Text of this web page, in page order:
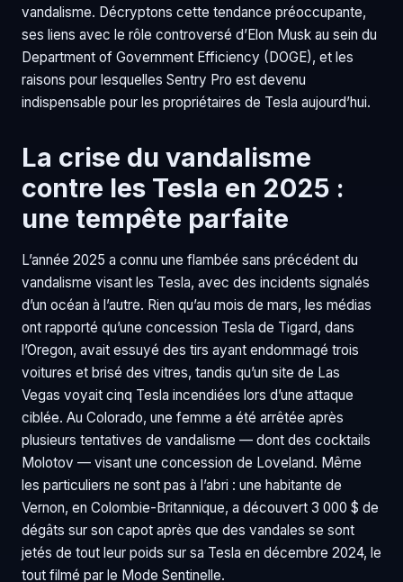
vandalisme. Décryptons cette tendance préoccupante,
ses liens avec le rôle controversé d’Elon Musk au sein du
Department of Government Efficiency (DOGE), et les
raisons pour lesquelles Sentry Pro est devenu
indispensable pour les propriétaires de Tesla aujourd’hui.
La crise du vandalisme
contre les Tesla en 2025 :
une tempête parfaite
L’année 2025 a connu une flambée sans précédent du
vandalisme visant les Tesla, avec des incidents signalés
d’un océan à l’autre. Rien qu’au mois de mars, les médias
ont rapporté qu’une concession Tesla de Tigard, dans
l’Oregon, avait essuyé des tirs ayant endommagé trois
voitures et brisé des vitres, tandis qu’un site de Las
Vegas voyait cinq Tesla incendiées lors d’une attaque
ciblée. Au Colorado, une femme a été arrêtée après
plusieurs tentatives de vandalisme — dont des cocktails
Molotov — visant une concession de Loveland. Même
les particuliers ne sont pas à l’abri : une habitante de
Vernon, en Colombie-Britannique, a découvert 3 000 $ de
dégâts sur son capot après que des vandales se sont
jetés de tout leur poids sur sa Tesla en décembre 2024, le
tout filmé par le Mode Sentinelle.